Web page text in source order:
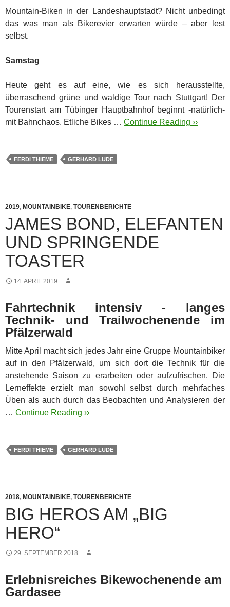
Mountain-Biken in der Landeshauptstadt? Nicht unbedingt
das was man als Bikerevier erwarten würde – aber lest
selbst.
Samstag
Heute geht es auf eine, wie es sich herausstellte,
überraschend grüne und waldige Tour nach Stuttgart! Der
Tourenstart am Tübinger Hauptbahnhof beginnt -natürlich-
mit Bahnchaos. Etliche Bikes … Continue Reading ››
FERDI THIEME GERHARD LUDE
2019, MOUNTAINBIKE, TOURENBERICHTE
JAMES BOND, ELEFANTEN
UND SPRINGENDE
TOASTER
14. APRIL 2019
Fahrtechnik intensiv - langes
Technik- und Trailwochenende im
Pfälzerwald
Mitte April macht sich jedes Jahr eine Gruppe Mountainbiker
auf in den Pfälzerwald, um sich dort die Technik für die
anstehende Saison zu erarbeiten oder aufzufrischen. Die
Lerneffekte erzielt man sowohl selbst durch mehrfaches
Üben als auch durch das Beobachten und Analysieren der
… Continue Reading ››
FERDI THIEME GERHARD LUDE
2018, MOUNTAINBIKE, TOURENBERICHTE
BIG HEROS AM „BIG
HERO“
29. SEPTEMBER 2018
Erlebnisreiches Bikewochenende am
Gardasee